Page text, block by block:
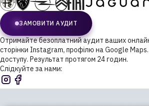
ЗАМОВИТИ АУДИТ
Отримайте безоплатний аудит ваших
сторінки Instagram, профілю на Google
доступу. Результат протягом 24 годин.
Слідкуйте за нами: